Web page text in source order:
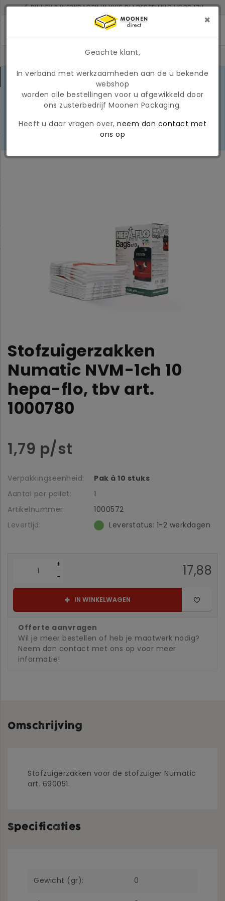
BINNEN 2 WERKDAGEN IN HUIS BIJ BESTELLING VOOR 17U
MINIMAAL ORDERBEDRAG: € 150
MARKTONTWIKKELINGEN 2026
marktomstandigheden kunnen
prijzen en beschikbaarheid tijdelijk
een tijdelijke, variabele
LEES
Stofzuigerzakken
Numatic NVM-1ch 10
hepa-flo, tbv art.
1000780
1,79 p/st
Verpakkingseenheid:
Pak à 10 stuks
Aantal per pallet:
1
Artikelnummer:
1000572
Levertijd:
Leverstatus: 1-2 werkdagen
+
-
17,88
IN WINKELWAGEN
Offerte aanvragen
Wil je meer bestellen of heb je maatwerk nodig?
Neem dan contact met ons op voor meer
informatie!
Omschrijving
Stofzuigerzakken voor de stofzuiger Numatic
art. 690051.
Specificaties
Gewicht (gr): 0
×
Geachte klant,
In verband met werkzaamheden aan de u bekende
webshop
worden alle bestellingen voor u afgewikkeld door
ons zusterbedrijf Moonen Packaging.
Heeft u daar vragen over, neem dan contact met
ons op